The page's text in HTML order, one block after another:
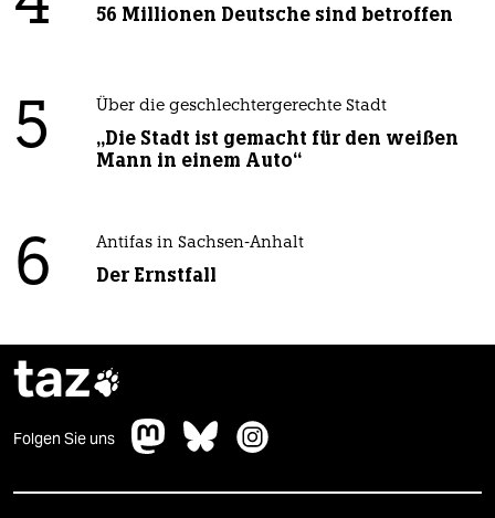
56 Millionen Deutsche sind betroffen
5 Über die geschlechtergerechte Stadt
„Die Stadt ist gemacht für den weißen
Mann in einem Auto“
6 Antifas in Sachsen-Anhalt
Der Ernstfall
taz
Folgen Sie uns